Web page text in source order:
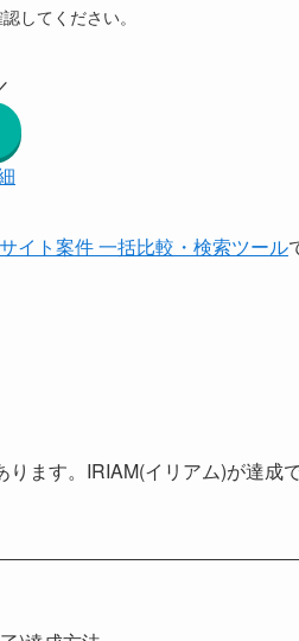
してください。
イト案件 一括比較・検索ツール
ます。IRIAM(イリアム)が達成